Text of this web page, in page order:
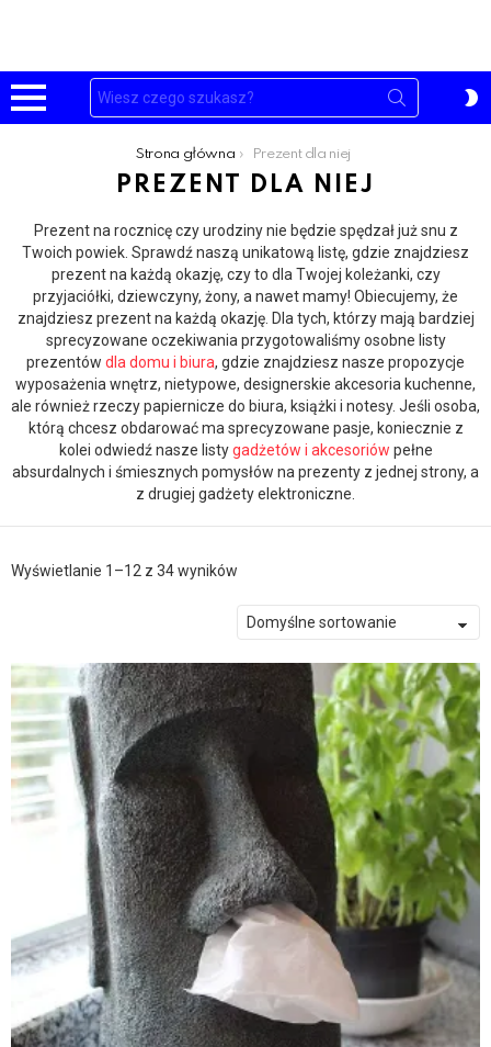
Menu
Szukaj:
Strona główna Prezent dla niej
PREZENT DLA NIEJ
Prezent na rocznicę czy urodziny nie będzie spędzał już snu z
Twoich powiek. Sprawdź naszą unikatową listę, gdzie znajdziesz
prezent na każdą okazję, czy to dla Twojej koleżanki, czy
przyjaciółki, dziewczyny, żony, a nawet mamy! Obiecujemy, że
znajdziesz prezent na każdą okazję. Dla tych, którzy mają bardziej
sprecyzowane oczekiwania przygotowaliśmy osobne listy
prezentów dla domu i biura, gdzie znajdziesz nasze propozycje
wyposażenia wnętrz, nietypowe, designerskie akcesoria kuchenne,
ale również rzeczy papiernicze do biura, książki i notesy. Jeśli osoba,
którą chcesz obdarować ma sprecyzowane pasje, koniecznie z
kolei odwiedź nasze listygadżetów i akcesoriów pełne
absurdalnych i śmiesznych pomysłów na prezenty z jednej strony, a
z drugiej gadżety elektroniczne.
Wyświetlanie 1–12 z 34 wyników